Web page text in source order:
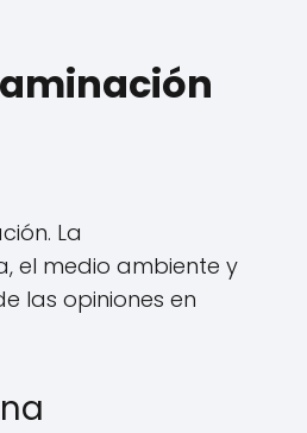
La
el medio ambiente y
las opiniones en